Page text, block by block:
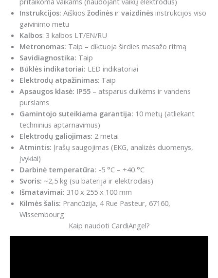
Instrukcijos: Aiškios žodinės ir vaizdinės instrukcijos viso
gaivinimo metu
Kalbos: 3 kalbos LT/EN/RU
Metronomas: Taip – diktuoja širdies masažo ritmą
Savidiagnostika: Taip
Būklės indikatoriai: LED indikatoriai
Elektrodų atpažinimas: Taip
Apsaugos klasė: IP55 – atsparus dulkėms ir vandens
purslams
Gamintojo suteikiama garantija: 10 metų (atliekant
techninius aptarnavimus)
Elektrodų galiojimas: 2 metai
Atmintis: Įrašų saugojimas (EKG, analizės duomenys,
įvykiai)
Darbinė temperatūra: -5 °C – +40 °C
Svoris: ~2,5 kg (su baterija ir elektrodais)
Išmatavimai: 310 x 255 x 100 mm
Kilmės šalis: Prancūzija, 4 Rue Pasteur, 67160,
Wissembourg
Kaip naudoti CardiAngel?